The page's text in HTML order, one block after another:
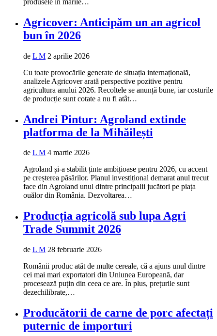
Agricover: Anticipăm un an agricol
bun în 2026
de L M 2 aprilie 2026
Cu toate provocările generate de situația internațională,
analizele Agricover arată perspective pozitive pentru
agricultura anului 2026. Recoltele se anunță bune, iar costurile
de producție sunt cotate a nu fi atât…
Andrei Pintur: Agroland extinde
platforma de la Mihăilești
de L M 4 martie 2026
Agroland și-a stabilit ținte ambițioase pentru 2026, cu accent
pe creșterea păsărilor. Planul investițional demarat anul trecut
face din Agroland unul dintre principalii jucători pe piața
ouălor din România. Dezvoltarea…
Producția agricolă sub lupa Agri
Trade Summit 2026
de L M 28 februarie 2026
Românii produc atât de multe cereale, că a ajuns unul dintre
cei mai mari exportatori din Uniunea Europeană, dar
procesează puțin din ceea ce are. În plus, prețurile sunt
dezechilibrate,…
Producătorii de carne de porc afectați
puternic de importuri